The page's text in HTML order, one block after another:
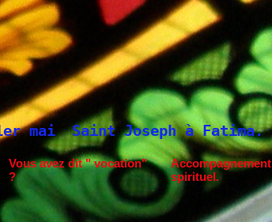
Neuvaine à Saint Joseph
Vous avez dit " vocation"
?
Accompagnement
spirituel.